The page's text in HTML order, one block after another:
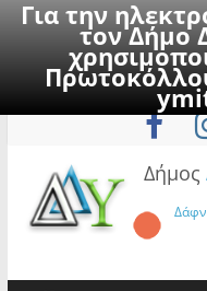
Για την
τον Δήμο
to
Δήμος